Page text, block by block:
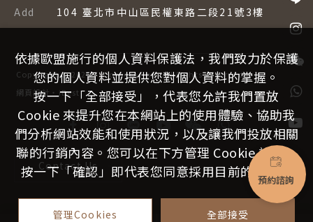
Add
104 臺北市中山區民權東路二段21號3樓
Copyright © 2026 – Corporation. All Rights Reserved.
網頁設計 ‧ iBest
Contact Us
預約諮詢
依據歐盟施行的個人資料保護法，我們致力於保護
您的個人資料並提供您對個人資料的掌握。
按一下「全部接受」，代表您允許我們置放
Cookie 來提升您在本網站上的使用體驗、協助我
們分析網站效能和使用狀況，以及讓我們投放相關
聯的行銷內容。您可以在下方管理 Cookie 設定。
按一下「確認」即代表您同意採用目前的設定。
管理Cookies 全部接受